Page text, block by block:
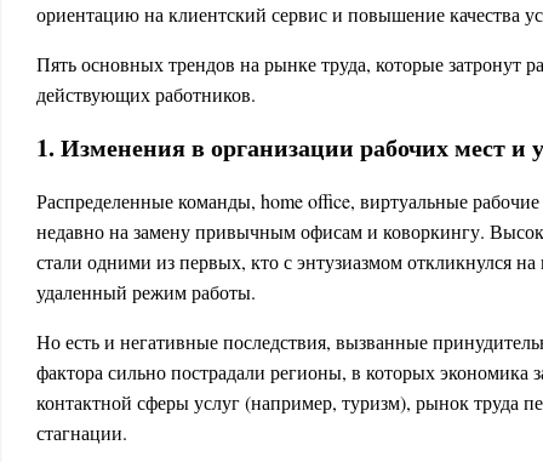
ориентацию на клиентский сервис и повышение качества
Пять основных трендов на рынке труда, которые затронут
действующих работников.
1. Изменения в организации рабочих мест и
Распределенные команды, home office, виртуальные
недавно на замену привычным офисам и коворкингу.
стали одними из первых, кто с энтузиазмом откликнулся
удаленный режим работы.
Но есть и негативные последствия, вызванные
фактора сильно пострадали регионы, в которых экономика
контактной сферы услуг (например, туризм), рынок труда
стагнации.